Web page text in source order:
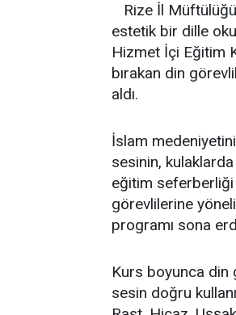
Rize İl
estetik bir dille
Hizmet İçi Eğitim
bırakan din
aldı.
İslam
sesinin,
eğitim
görevlilerine
programı sona
Kurs boyunca din
sesin doğru